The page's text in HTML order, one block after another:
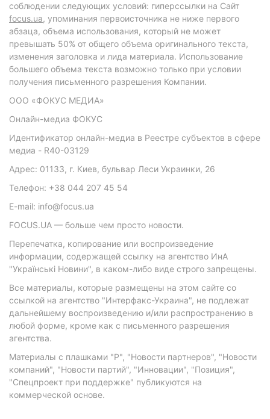
соблюдении следующих условий: гиперссылки на Сайт
focus.ua, упоминания первоисточника не ниже первого
абзаца, объема использования, который не может
превышать 50% от общего объема оригинального текста,
изменения заголовка и лида материала. Использование
большего объема текста возможно только при условии
получения письменного разрешения Компании.
ООО «ФОКУС МЕДИА»
Онлайн-медиа ФОКУС
Идентификатор онлайн-медиа в Реестре субъектов в сфере
медиа - R40-03129
Адрес: 01133, г. Киев, бульвар Леси Украинки, 26
Телефон: +38 044 207 45 54
E-mail: info@focus.ua
FOCUS.UA — больше чем просто новости.
Перепечатка, копирование или воспроизведение
информации, содержащей ссылку на агентство ИнА
"Українські Новини", в каком-либо виде строго запрещены.
Все материалы, которые размещены на этом сайте со
ссылкой на агентство "Интерфакс-Украина", не подлежат
дальнейшему воспроизведению и/или распространению в
любой форме, кроме как с письменного разрешения
агентства.
Материалы с плашками "Р", "Новости партнеров", "Новости
компаний", "Новости партий", "Инновации", "Позиция",
"Спецпроект при поддержке" публикуются на
коммерческой основе.